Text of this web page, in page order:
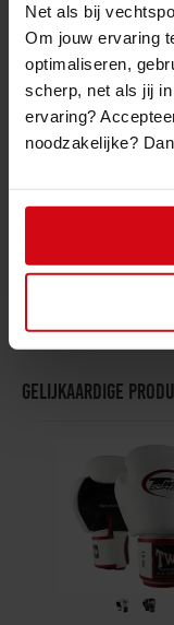
Net als bij
Om jouw ervaring
optimaliseren,
scherp, net als jij
ervaring?
noodzakelijke?
De vulling van deze
verschillende lagen
jouw en je sparring
De ademende mesh
extra ventilatie tijdens
handschoenen om
Extra padding
Ademende mesh
Gelijkaardige